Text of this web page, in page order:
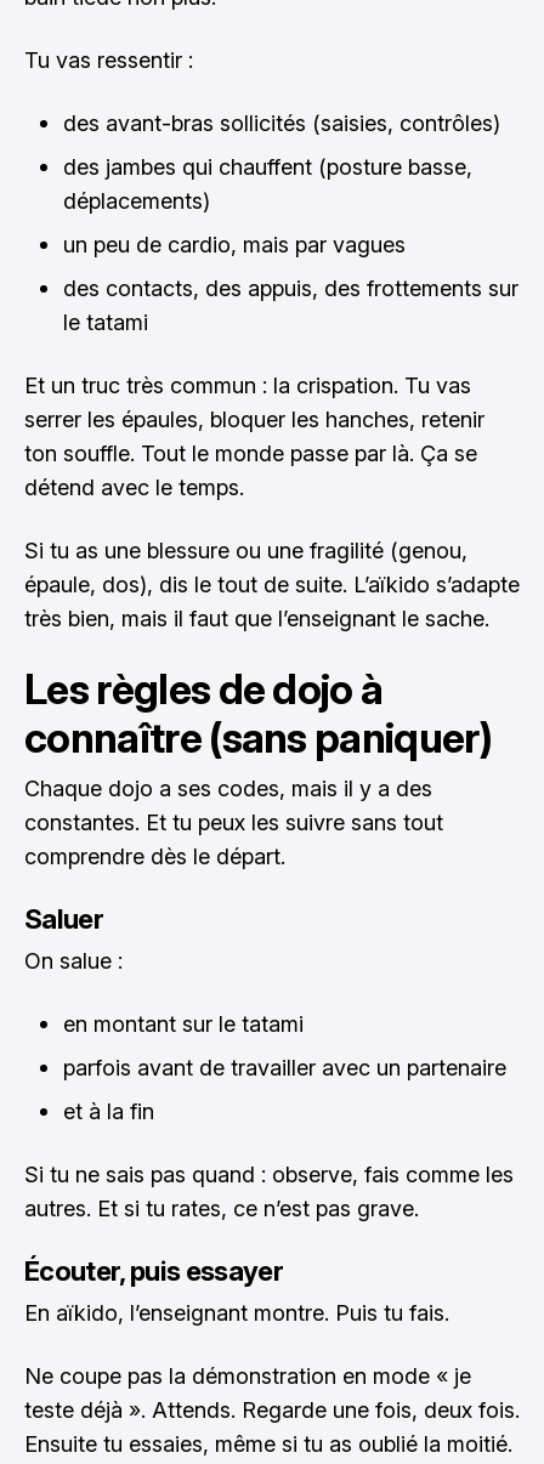
Tu vas ressentir :
des avant-bras sollicités (saisies, contrôles)
des jambes qui chauffent (posture basse,
déplacements)
un peu de cardio, mais par vagues
des contacts, des appuis, des frottements sur
le tatami
Et un truc très commun : la crispation. Tu vas
serrer les épaules, bloquer les hanches, retenir
ton souffle. Tout le monde passe par là. Ça se
détend avec le temps.
Si tu as une blessure ou une fragilité (genou,
épaule, dos), dis le tout de suite. L’aïkido s’adapte
très bien, mais il faut que l’enseignant le sache.
Les règles de dojo à
connaître (sans paniquer)
Chaque dojo a ses codes, mais il y a des
constantes. Et tu peux les suivre sans tout
comprendre dès le départ.
Saluer
On salue :
en montant sur le tatami
parfois avant de travailler avec un partenaire
et à la fin
Si tu ne sais pas quand : observe, fais comme les
autres. Et si tu rates, ce n’est pas grave.
Écouter, puis essayer
En aïkido, l’enseignant montre. Puis tu fais.
Ne coupe pas la démonstration en mode « je
teste déjà ». Attends. Regarde une fois, deux fois.
Ensuite tu essaies, même si tu as oublié la moitié.